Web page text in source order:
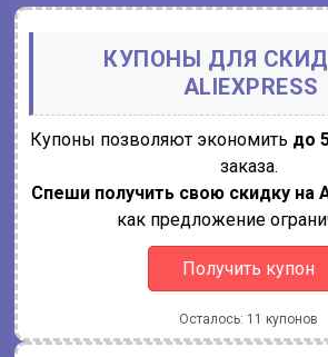
КУПОНЫ ДЛЯ
ALIEXPRESS
Купоны позволяют экономить до
заказа.
Спеши получить свою скидку на
как предложение
Получить купон
Осталось: 11 купонов